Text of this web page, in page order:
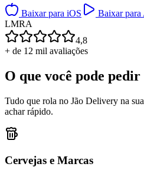
Baixar para iOS
Baixar para
LMRA
4,8
+ de 12 mil avaliações
O que você pode pedir
Tudo que rola no Jão Delivery na
achar rápido.
Cervejas e Marcas